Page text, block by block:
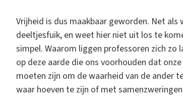
Vrijheid is dus maakbaar geworden. Net
deeltjesfuik, en weet hier niet uit los te
simpel. Waarom liggen professoren zich
op deze aarde die ons voorhouden dat
moeten zijn om de waarheid van de ander
waar hoeven te zijn of met